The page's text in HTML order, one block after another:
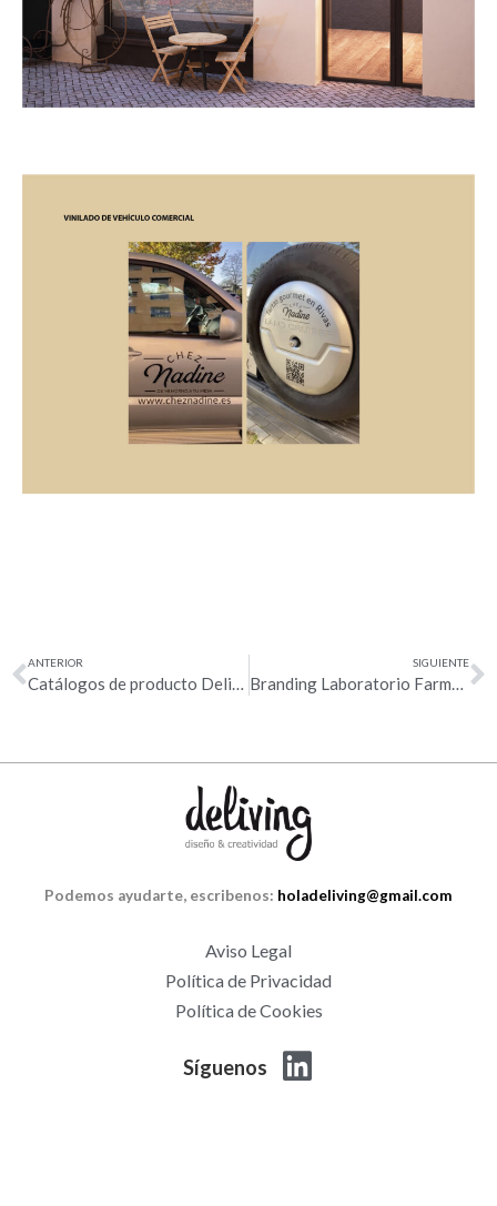
ANTERIOR
Catálogos de producto Deliving
SIGUIENTE
Branding Laboratorio Farmacéutico
Podemos ayudarte, escribenos: holadeliving@gmail.com
Aviso Legal
Política de Privacidad
Política de Cookies
Síguenos